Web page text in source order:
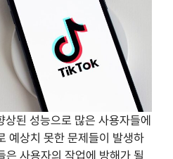
상된 성능으로 많은 사용자들에
예상치 못한 문제들이 발생하
은 사용자의 작업에 방해가 될